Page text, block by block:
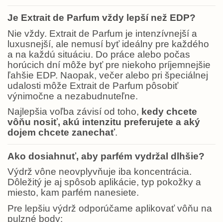
Je Extrait de Parfum vždy lepší než EDP?
Nie vždy. Extrait de Parfum je intenzívnejší a
luxusnejší, ale nemusí byť ideálny pre každého
a na každú situáciu. Do práce alebo počas
horúcich dní môže byť pre niekoho príjemnejšie
ľahšie EDP. Naopak, večer alebo pri špeciálnej
udalosti môže Extrait de Parfum pôsobiť
výnimočne a nezabudnuteľne.
Najlepšia voľba závisí od toho, kedy chcete
vôňu nosiť, akú intenzitu preferujete a aký
dojem chcete zanechať.
Ako dosiahnuť, aby parfém vydržal dlhšie?
Výdrž vône neovplyvňuje iba koncentrácia.
Dôležitý je aj spôsob aplikácie, typ pokožky a
miesto, kam parfém nanesiete.
Pre lepšiu výdrž odporúčame aplikovať vôňu na
pulzné body: